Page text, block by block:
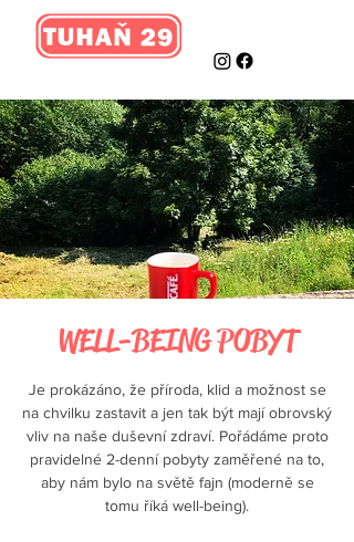
WELL-BEING POBYT
Je prokázáno, že příroda, klid a možnost se
na chvilku zastavit a jen tak být mají obrovský
vliv na naše duševní zdraví. Pořádáme proto
pravidelné 2-denní pobyty zaměřené na to,
aby nám bylo na světě fajn (moderně se
tomu říká well-being).